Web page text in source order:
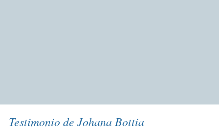
Testimonio de Johana Bottia